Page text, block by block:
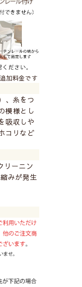
加料金です
、糸をつ
模様とし
吸収しや
コリなど
リーニン
みが発生